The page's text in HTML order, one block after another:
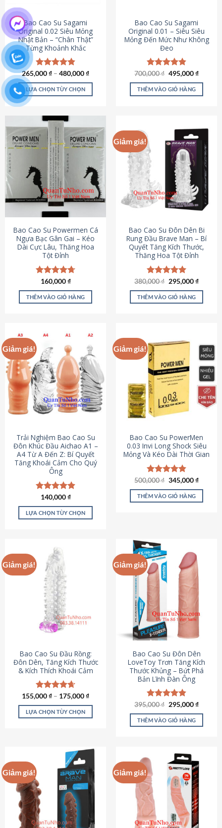
Bao Cao Su Sagami
Original 0.02 Siêu Mỏng
Nhật Bản – “Chân Thật”
Từng Khoảnh Khắc
Được xếp
hạng4.87
5 sao
265,000₫ – 480,000₫
LỰA CHỌN TÙY CHỌN
này
có
nhiều
biến
thể.
Các
tùy
chọn
có
chọn
trên
trang
sản
phẩm
Bao Cao Su Sagami
Original 0.01 – Siêu Siêu
Mỏng Đến Mức Như Không
Đeo
Được xếp
hạng4.83
5 sao
700,000₫ Giá
là:
700,000 ₫.
495,000₫Giá
tại
THÊM VÀO GIỎ HÀNG
Bao Cao Su Powermen Cá
Ngựa Bạc Gân Gai – Kéo
Dài Cực Lâu, Thăng Hoa
Tột Đỉnh
Được xếp
hạng4.73
5 sao
160,000₫
THÊM VÀO GIỎ HÀNG
Giảm giá!
Bao Cao Su Đôn Dên Bi
Rung Đầu Brave Man – Bí
Quyết Tăng Kích Thước,
Thăng Hoa Tột Đỉnh
Được xếp
hạng5.00
5 sao
380,000₫ Giá
là:
380,000 ₫.
295,000₫Giá
tại
THÊM VÀO GIỎ HÀNG
Giảm giá!
Trải Nghiệm Bao Cao Su
Đôn Khúc Đầu Aichao A1 –
A4 Từ A Đến Z: Bí Quyết
Tăng Khoái Cảm Cho Quý
Ông
Được xếp
hạng4.88
5 sao
140,000₫
LỰA CHỌN TÙY CHỌN
có
nhiều
biến
thể.
Các
tùy
chọn
có
chọn
trên
trang
sản
phẩm
Giảm giá!
Bao Cao Su PowerMen
0.03 Invi Long Shock Siêu
Mỏng Và Kéo Dài Thời Gian
Được xếp
hạng4.85
5 sao
500,000₫ Giá
là:
500,000 ₫.
345,000₫Giá
tại
THÊM VÀO GIỎ HÀNG
Giảm giá!
Bao Cao Su Đầu Rồng:
Đôn Dên, Tăng Kích Thước
& Kích Thích Khoái Cảm
Được xếp
hạng4.69
5 sao
155,000₫ – 175,000₫
LỰA CHỌN TÙY CHỌN
nhiều
biến
thể.
Các
tùy
chọn
Giảm giá!
Bao Cao Su Đôn Dên
LoveToy Trơn Tăng Kích
Thước Khủng – Bứt Phá
Bản Lĩnh Đàn Ông
Được xếp
hạng4.82
5 sao
395,000₫ Giá
là:
395,000 ₫.
295,000₫Giá
tại
THÊM VÀO GIỎ HÀNG
Giảm giá! Giảm giá!